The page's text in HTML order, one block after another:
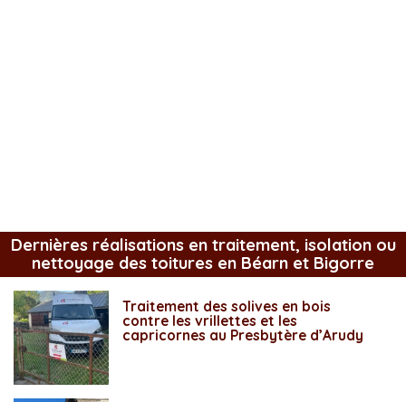
Dernières réalisations en traitement, isolation ou
nettoyage des toitures en Béarn et Bigorre
Traitement des solives en bois
contre les vrillettes et les
capricornes au Presbytère d’Arudy